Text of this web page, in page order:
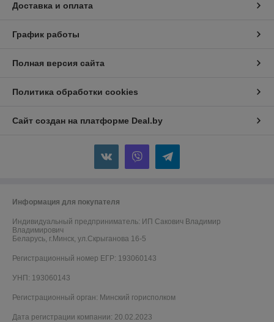
Доставка и оплата
График работы
Полная версия сайта
Политика обработки cookies
Сайт создан на платформе Deal.by
Информация для покупателя
Индивидуальный предприниматель: ИП Сакович Владимир
Владимирович
Беларусь, г.Минск, ул.Скрыганова 16-5
Регистрационный номер ЕГР: 193060143
УНП: 193060143
Регистрационный орган: Минский горисполком
Дата регистрации компании: 20.02.2023